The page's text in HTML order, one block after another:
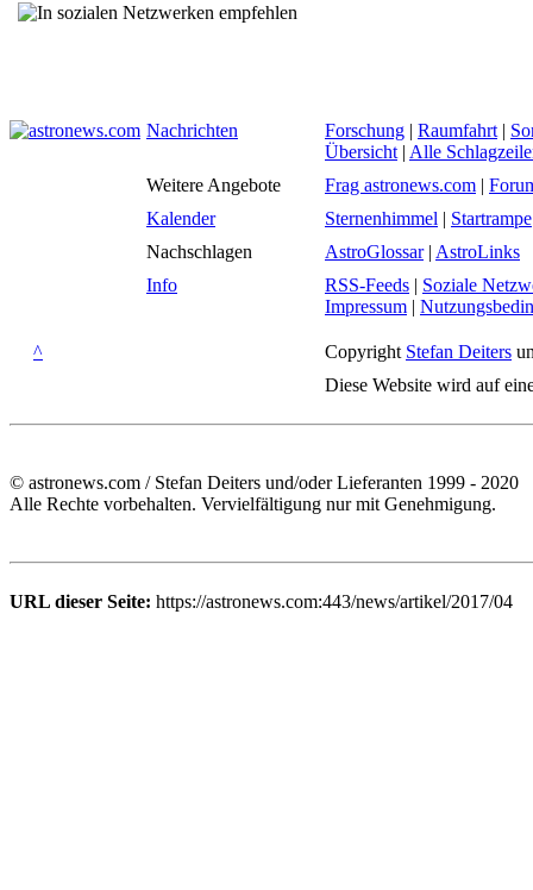
Nachrichten Forschung | Raumfahrt |
Übersicht | Alle
Weitere Angebote
Frag astronews.com |
Kalender
Sternenhimmel | Startrampe
Nachschlagen
AstroGlossar| AstroLinks
Info
RSS-Feeds | Soziale
Impressum |
^ Copyright Stefan Deiters
Diese Website wird auf
© astronews.com / Stefan Deiters und/oder Lieferanten 1999 - 2020
Alle Rechte vorbehalten. Vervielfältigung nur mit Genehmigung.
URL dieser Seite: https://astronews.com:443/news/artikel/2017/04